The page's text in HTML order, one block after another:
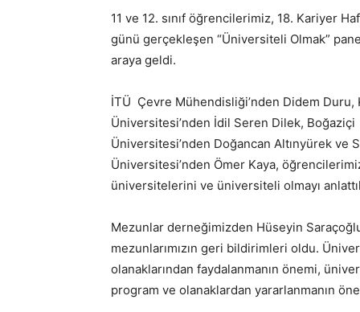
11 ve 12. sınıf öğrencilerimiz, 18. Kariyer
günü gerçekleşen “Üniversiteli Olmak”
araya geldi.
İTÜ Çevre Mühendisliği’nden Didem Duru,
Üniversitesi’nden İdil Seren Dilek, Boğaziçi
Üniversitesi’nden Doğancan Altınyürek ve
Üniversitesi’nden Ömer Kaya,
üniversitelerini ve üniversiteli olmayı
Mezunlar derneğimizden Hüseyin
mezunlarımızın geri bildirimleri oldu.
olanaklarından faydalanmanın önemi,
program ve olanaklardan yararlanmanın